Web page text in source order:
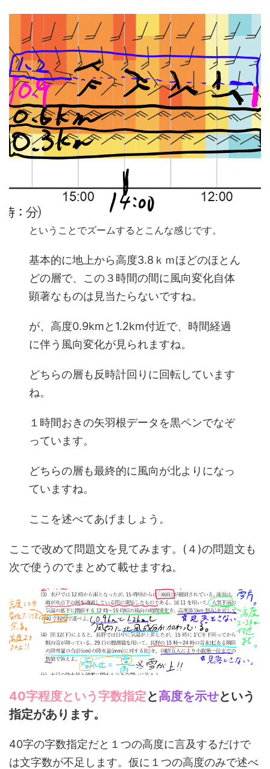
ということでズームするとこんな感じです。
基本的に地上から高度3.8ｋｍほどのほとん
どの層で、この３時間の間に風向変化自体
顕著なものは見当たらないですね。
が、高度0.9kmと1.2km付近で、時間経過
に伴う風向変化が見られますね。
どちらの層も反時計回りに回転しています
ね。
１時間おきの矢羽根データを黒ペンでなぞ
っています。
どちらの層も最終的に風向が北よりになっ
ていますね。
ここを述べてあげましょう。
ここで改めて問題文を見てみます。(４)の問題文も
次で使うのでまとめて載せますね。
40字程度という字数指定と高度を示せという
指定があります。
40字の字数指定だと１つの高度に言及するだけで
は文字数が不足します。仮に１つの高度のみで述べ